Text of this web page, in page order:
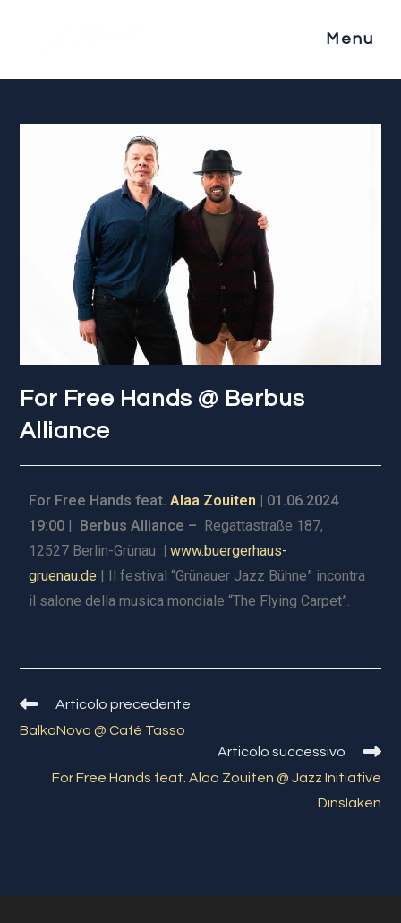
Menu
For Free Hands @ Berbus
Alliance
For Free Hands feat.Alaa Zouiten | 01.06.2024
19:00 | Berbus Alliance – Regattastraße 187,
12527 Berlin-Grünau |www.buergerhaus-
gruenau.de | Il festival “Grünauer Jazz Bühne” incontra
il salone della musica mondiale “The Flying Carpet”.
Articolo precedente
BalkaNova @ Café Tasso
Articolo successivo
For Free Hands feat. Alaa Zouiten @ Jazz Initiative
Dinslaken